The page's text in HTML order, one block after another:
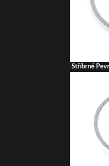
Stříbrné